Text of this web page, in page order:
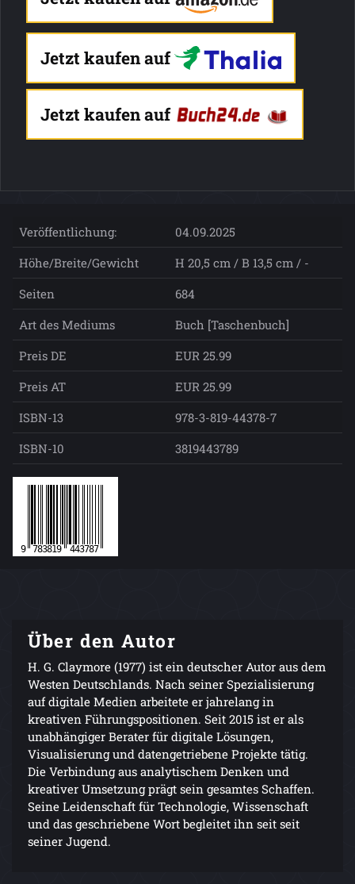
Jetzt kaufen auf
Jetzt kaufen auf
Veröffentlichung:
04.09.2025
Höhe/Breite/Gewicht
H 20,5 cm / B 13,5 cm / -
Seiten
684
Art des Mediums
Buch [Taschenbuch]
Preis DE
EUR 25.99
Preis AT
EUR 25.99
ISBN-13
978-3-819-44378-7
ISBN-10
3819443789
Über den Autor
H. G. Claymore (1977) ist ein deutscher Autor aus dem
Westen Deutschlands. Nach seiner Spezialisierung
auf digitale Medien arbeitete er jahrelang in
kreativen Führungspositionen. Seit 2015 ist er als
unabhängiger Berater für digitale Lösungen,
Visualisierung und datengetriebene Projekte tätig.
Die Verbindung aus analytischem Denken und
kreativer Umsetzung prägt sein gesamtes Schaffen.
Seine Leidenschaft für Technologie, Wissenschaft
und das geschriebene Wort begleitet ihn seit seit
seiner Jugend.